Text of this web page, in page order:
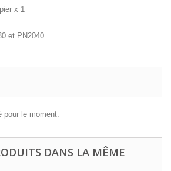
x 1
et PN2040
pour le moment.
DANS LA MÊME